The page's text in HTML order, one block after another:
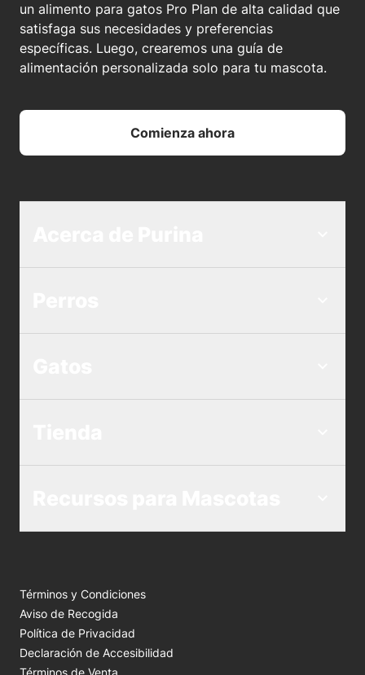
un alimento para gatos Pro Plan de alta calidad que
satisfaga sus necesidades y preferencias
específicas. Luego, crearemos una guía de
alimentación personalizada solo para tu mascota.
Comienza ahora
Términos y Condiciones
Aviso de Recogida
Política de Privacidad
Declaración de Accesibilidad